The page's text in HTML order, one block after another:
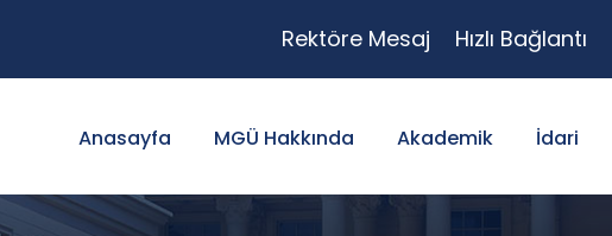
Rektöre Mesaj Hızlı Bağlantı
Anasayfa MGÜ Hakkında Akademik İdari